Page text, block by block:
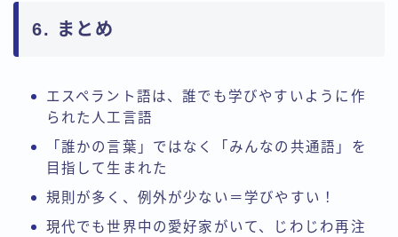
6. まとめ
エスペラント語は、誰でも学びやすいように作
られた人工言語
「誰かの言葉」ではなく「みんなの共通語」を
目指して生まれた
規則が多く、例外が少ない＝学びやすい！
現代でも世界中の愛好家がいて、じわじわ再注